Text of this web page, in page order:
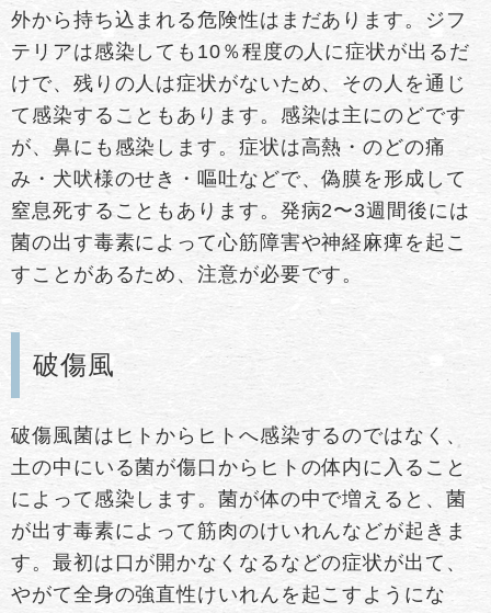
外から持ち込まれる危険性はまだあります。ジフ
テリアは感染しても10％程度の人に症状が出るだ
けで、残りの人は症状がないため、その人を通じ
て感染することもあります。感染は主にのどです
が、鼻にも感染します。症状は高熱・のどの痛
み・犬吠様のせき・嘔吐などで、偽膜を形成して
窒息死することもあります。発病2〜3週間後には
菌の出す毒素によって心筋障害や神経麻痺を起こ
すことがあるため、注意が必要です。
破傷風
破傷風菌はヒトからヒトへ感染するのではなく、
土の中にいる菌が傷口からヒトの体内に入ること
によって感染します。菌が体の中で増えると、菌
が出す毒素によって筋肉のけいれんなどが起きま
す。最初は口が開かなくなるなどの症状が出て、
やがて全身の強直性けいれんを起こすようにな